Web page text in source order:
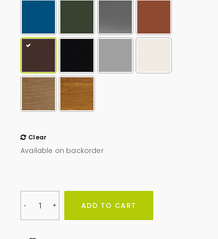
Clear
Available on backorder
-
na
pojemniki
+ ADD TO CART